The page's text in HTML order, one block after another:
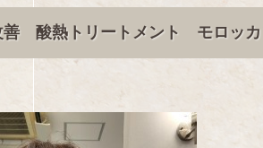
酸熱トリートメント モロッカ